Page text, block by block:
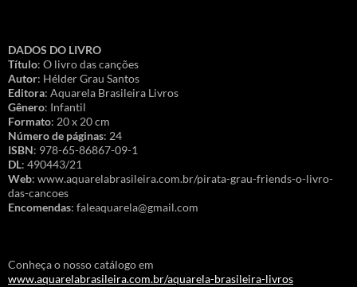
DADOS DO LIVRO
Título: O livro das canções
Autor: Hélder Grau Santos
Editora: Aquarela Brasileira Livros
Gênero: Infantil
Formato: 20 x 20 cm
Número de páginas: 24
ISBN: 978-65-86867-09-1
DL: 490443/21
Web: www.aquarelabrasileira.com.br/pirata-grau-friends-o-livro-
das-cancoes
Encomendas: faleaquarela@gmail.com
Conheça o nosso catálogo em
www.aquarelabrasileira.com.br/aquarela-brasileira-livros